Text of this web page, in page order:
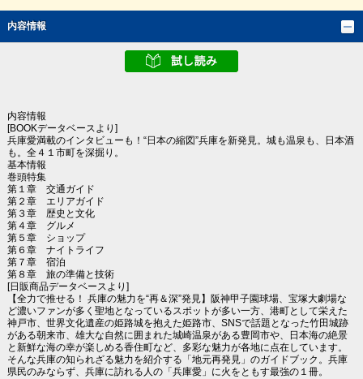
内容情報
内容情報
[BOOKデータベースより]
兵庫愛満載のインタビューも！“日本の縮図”兵庫を新発見。城も温泉も、日本酒
も。全４１市町を深掘り。
基本情報
巻頭特集
第１章 交通ガイド
第２章 エリアガイド
第３章 歴史と文化
第４章 グルメ
第５章 ショップ
第６章 ナイトライフ
第７章 宿泊
第８章 旅の準備と技術
[日販商品データベースより]
【全力で推せる！ 兵庫の魅力を“再＆深”発見】阪神甲子園球場、宝塚大劇場な
ど濃いファンが多く聖地となっているスポットが多い一方、港町として栄えた
神戸市、世界文化遺産の姫路城を抱えた姫路市、SNSで話題となった竹田城跡
がある朝来市、雄大な自然に囲まれた城崎温泉がある豊岡市や、日本海の絶景
と新鮮な海の幸が楽しめる香住町など、多彩な魅力が各地に点在しています。
そんな兵庫の知られざる魅力を紹介する「地元再発見」のガイドブック。兵庫
県民のみならず、兵庫に訪れる人の「兵庫愛」に火をともす最強の１冊。